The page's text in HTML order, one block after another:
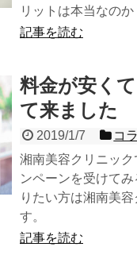
リットは本当なの
記事を読む
料金が安く
て来ました
2019/1/7 コ
湘南美容クリニッ
ンペーンを受けて
りたい方は湘南美
す。
記事を読む